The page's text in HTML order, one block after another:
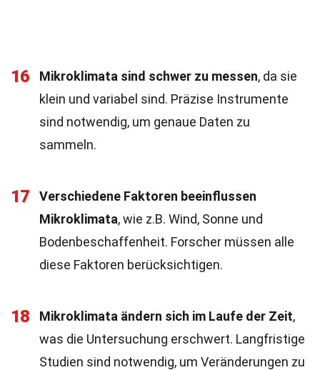
16 Mikroklimata sind schwer zu messen, da sie
klein und variabel sind. Präzise Instrumente
sind notwendig, um genaue Daten zu
sammeln.
17
Verschiedene Faktoren beeinflussen
Mikroklimata, wie z.B. Wind, Sonne und
Bodenbeschaffenheit. Forscher müssen alle
diese Faktoren berücksichtigen.
18 Mikroklimata ändern sich im Laufe der Zeit,
was die Untersuchung erschwert. Langfristige
Studien sind notwendig, um Veränderungen zu